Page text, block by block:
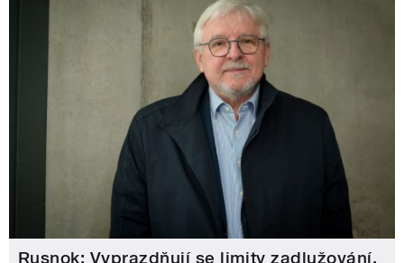
Rusnok: Vyprazdňují se limity zadlužování.